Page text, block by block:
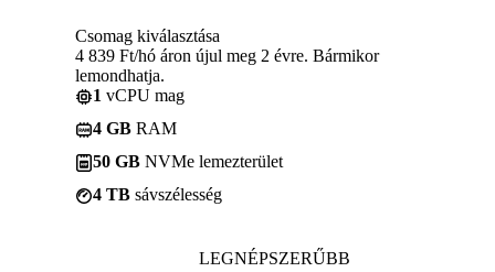
Csomag kiválasztása
4 839 Ft/hó áron újul meg 2 évre. Bármikor
lemondhatja.
1 vCPU mag
4 GB RAM
50 GB NVMe lemezterület
4 TB sávszélesség
LEGNÉPSZERŰBB